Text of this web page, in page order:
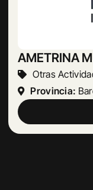
CIA
Otras